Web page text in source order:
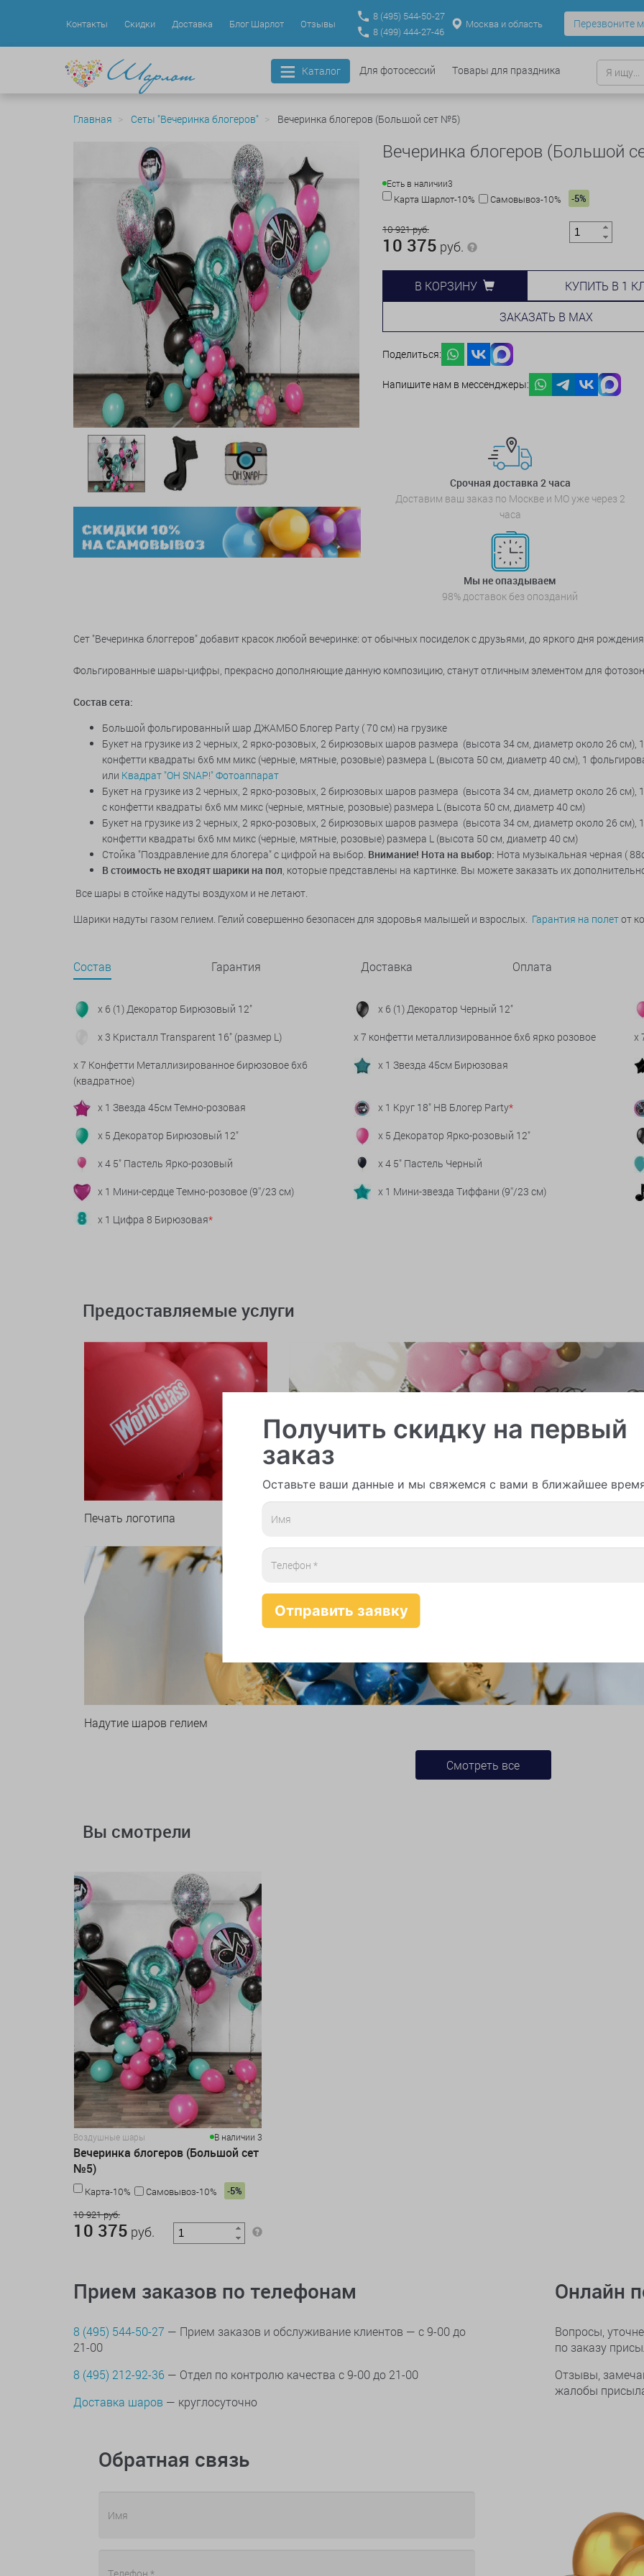
Контакты Скидки Доставка Блог Шарлот Отзывы
8 (495) 544-50-27
8 (499) 444-27-46
Москва и область Перезвоните
Каталог Для фотосессий Товары для праздника
Главная Сеты "Вечеринка блогеров" Вечеринка блогеров (Большой сет №5)
Вечеринка блогеров (Большой
Есть в наличии3
Карта Шарлот-10% Самовывоз-10% -5%
10 921 руб.
10 375 руб.
В КОРЗИНУ КУПИТЬ В 1
ЗАКАЗАТЬ В MAX
Поделиться:
Напишите нам в мессенджеры:
Срочная доставка 2 часа
Доставим ваш заказ по Москве и МО уже через 2
часа
Мы не опаздываем
98% доставок без опозданий
Сет "Вечеринка блоггеров" добавит красок любой вечеринке: от обычных посиделок с друзьями, до яркого дня
Фольгированные шары-цифры, прекрасно дополняющие данную композицию, станут отличным элементом для
Состав сета:
Большой фольгированный шар ДЖАМБО Блогер Party ( 70 см) на грузике
Букет на грузике из 2 черных, 2 ярко-розовых, 2 бирюзовых шаров размера (высота 34 см, диаметр около 26
конфетти квадраты 6х6 мм микс (черные, мятные, розовые) размера L (высота 50 см, диаметр 40 см), 1
или Квадрат "OH SNAP!" Фотоаппарат
Букет на грузике из 2 черных, 2 ярко-розовых, 2 бирюзовых шаров размера (высота 34 см, диаметр около 26
с конфетти квадраты 6х6 мм микс (черные, мятные, розовые) размера L (высота 50 см, диаметр 40 см)
Букет на грузике из 2 черных, 2 ярко-розовых, 2 бирюзовых шаров размера (высота 34 см, диаметр около 26 см),
конфетти квадраты 6х6 мм микс (черные, мятные, розовые) размера L (высота 50 см, диаметр 40 см)
Стойка "Поздравление для блогера" с цифрой на выбор. Внимание! Нота на выбор: Нота музыкальная черная (
В стоимость не входят шарики на пол, которые представлены на картинке. Вы можете заказать их
Все шары в стойке надуты воздухом и не летают.
Шарики надуты газом гелием. Гелий совершенно безопасен для здоровья малышей и взрослых. Гарантия на полетот
Состав Гарантия Доставка Оплата
x 6 (1) Декоратор Бирюзовый 12" x 6 (1) Декоратор Черный 12"
x 3 Кристалл Transparent 16" (размер L) x 7 конфетти металлизированное 6х6 ярко розовое x
x 7 Конфетти Металлизированное бирюзовое 6х6
(квадратное)
x 1 Звезда 45см Бирюзовая
x 1 Звезда 45см Темно-розовая x 1 Круг 18" НВ Блогер Party*
x 5 Декоратор Бирюзовый 12" x 5 Декоратор Ярко-розовый 12"
x 4 5" Пастель Ярко-розовый x 4 5" Пастель Черный
x 1 Мини-сердце Темно-розовое (9''/23 см) x 1 Мини-звезда Тиффани (9''/23 см)
x 1 Цифра 8 Бирюзовая*
Предоставляемые услуги
Печать логотипа Арки и гирлянды из шаров
Надутие шаров гелием
Смотреть все
Вы смотрели
Воздушные шары В наличии 3
Вечеринка блогеров (Большой сет
№5)
Карта-10% Самовывоз-10%
-5%
10 921 руб.
10 375 руб.
Прием заказов по телефонам
8 (495) 544-50-27 — Прием заказов и обслуживание клиентов — с 9-00 до
21-00
8 (495) 212-92-36 — Отдел по контролю качества с 9-00 до 21-00
Доставка шаров — круглосуточно
Онлайн
Вопросы,
по заказу
Отзывы,
жалобы
Обратная связь
Получить скидку на первый
заказ
Оставьте ваши данные и мы свяжемся с вами в ближайшее